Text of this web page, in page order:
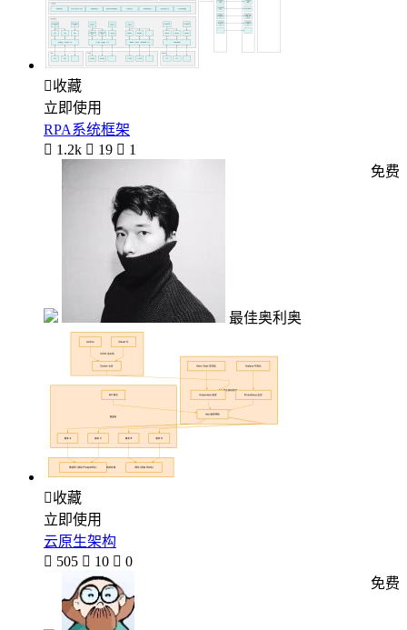
收藏
立即使用
RPA系统框架
 1.2k  19  1
最佳奥利奥
免费
收藏
立即使用
云原生架构
 505  10  0
免费